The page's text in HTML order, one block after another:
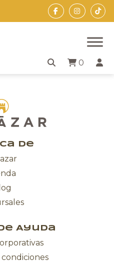
0
de
Ayuda